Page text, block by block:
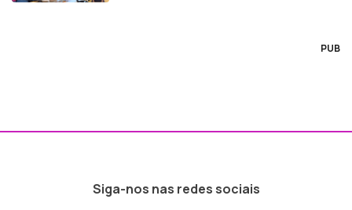
PUB
Siga-nos nas redes sociais